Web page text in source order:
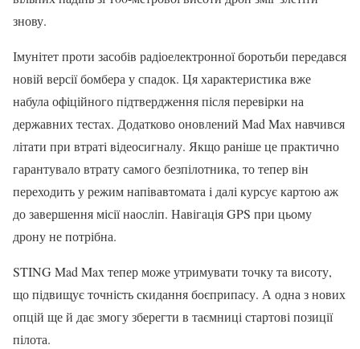
знову.
Імунітет проти засобів радіоелектронної боротьби передався
новій версії бомбера у спадок. Ця характеристика вже
набула офіційного підтвердження після перевірки на
державних тестах. Додатково оновлений Mad Max навчився
літати при втраті відеосигналу. Якщо раніше це практично
гарантувало втрату самого безпілотника, то тепер він
переходить у режим напівавтомата і далі курсує картою аж
до завершення місії наосліп. Навігація GPS при цьому
дрону не потрібна.
STING Mad Max тепер може утримувати точку та висоту,
що підвищує точність скидання боєприпасу. А одна з нових
опцій ще й дає змогу зберегти в таємниці стартові позиції
пілота.